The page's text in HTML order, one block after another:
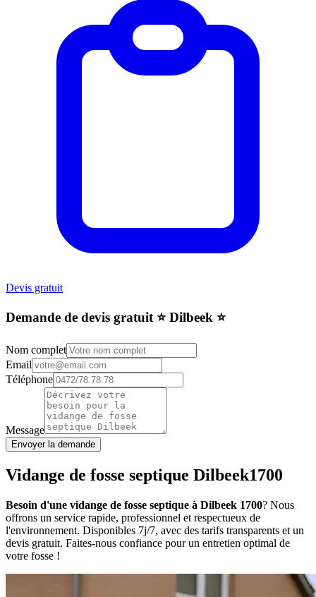
Devis gratuit
Demande de devis gratuit ⭐️ Dilbeek ⭐️
Nom complet
Email
Téléphone
Message
Envoyer la demande
Vidange de fosse septique Dilbeek1700
Besoin d'une vidange de fosse septique à Dilbeek 1700? Nous
offrons un service rapide, professionnel et respectueux de
l'environnement. Disponibles 7j/7, avec des tarifs transparents et un
devis gratuit. Faites-nous confiance pour un entretien optimal de
votre fosse !